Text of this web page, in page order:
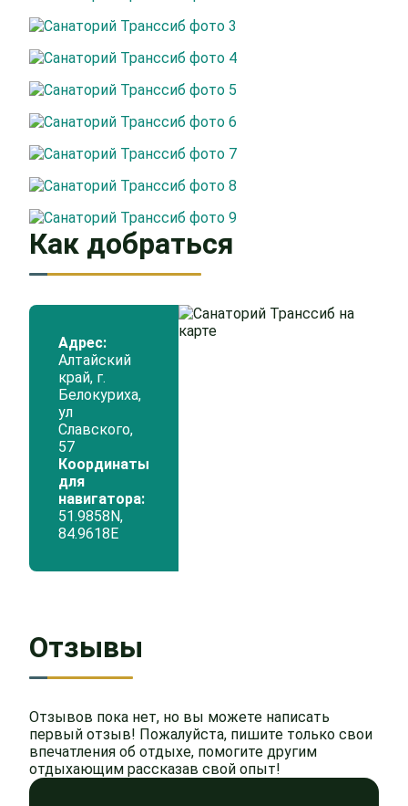
Как добраться
Адрес:
Алтайский
край, г.
Белокуриха,
ул
Славского,
57
Координаты
для
навигатора:
51.9858N,
84.9618Е
Отзывы
Отзывов пока нет, но вы можете написать
первый отзыв! Пожалуйста, пишите только свои
впечатления об отдыхе, помогите другим
отдыхающим рассказав свой опыт!